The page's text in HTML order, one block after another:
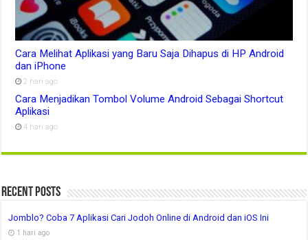
Cara Melihat Aplikasi yang Baru Saja Dihapus di HP Android
dan iPhone
2 hari ago
Cara Menjadikan Tombol Volume Android Sebagai Shortcut
Aplikasi
4 hari ago
Recent Posts
Jomblo? Coba 7 Aplikasi Cari Jodoh Online di Android dan iOS Ini
1 hari ago